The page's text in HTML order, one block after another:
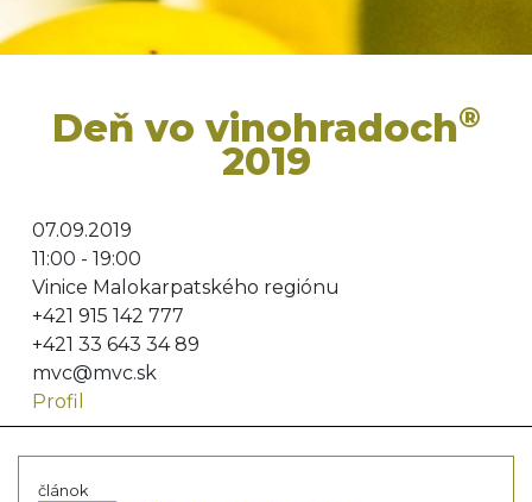
Deň vo vinohradoch®
2019
07.09.2019
11:00 - 19:00
Vinice Malokarpatského regiónu
+421 915 142 777
+421 33 643 34 89
mvc@mvc.sk
Profil
článok